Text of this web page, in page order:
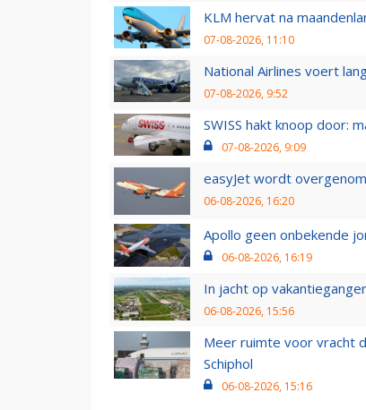
KLM hervat na
07-08-2026, 11:10
National Airlines voert
07-08-2026, 9:52
SWISS hakt knoop door:
07-08-2026, 9:09
easyJet wordt
06-08-2026, 16:20
Apollo geen onbekende
06-08-2026, 16:19
In jacht op
06-08-2026, 15:56
Meer ruimte voor vracht
Schiphol
06-08-2026, 15:16